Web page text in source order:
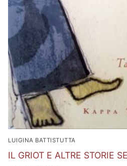
LUIGINA BATTISTUTTA
IL GRIOT E ALTRE STORIE